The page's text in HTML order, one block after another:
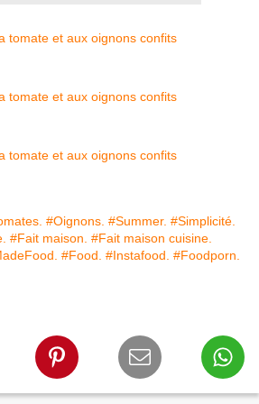
#Oignons. #Summer. #Simplicité.
#Fait maison. #Fait maison cuisine.
#Food. #Instafood. #Foodporn.